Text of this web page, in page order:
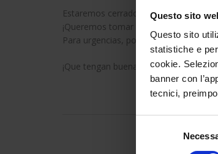
Questo sito
Questo sito
statistiche e
cookie.
banner con
tecnici,
Estaremos cerrados desde el 12
¡Queremos tomar esta oportunidad
Para urgencias, por favor envíenos
¡Que tengan buenas vacaciones!